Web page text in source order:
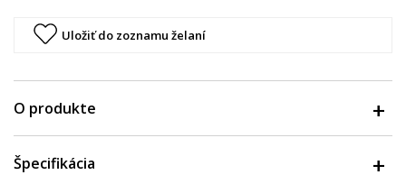
Uložiť do zoznamu želaní
O produkte
Špecifikácia